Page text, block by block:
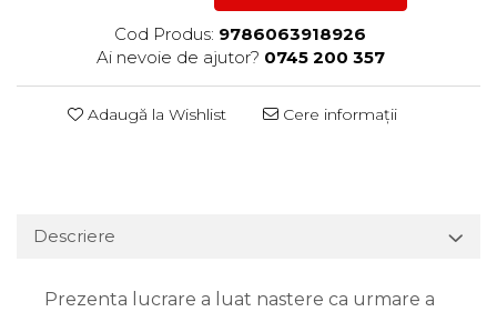
Cod Produs: 9786063918926
Ai nevoie de ajutor? 0745 200 357
Adaugă la Wishlist Cere informații
Descriere
Prezenta lucrare a luat nastere ca urmare a